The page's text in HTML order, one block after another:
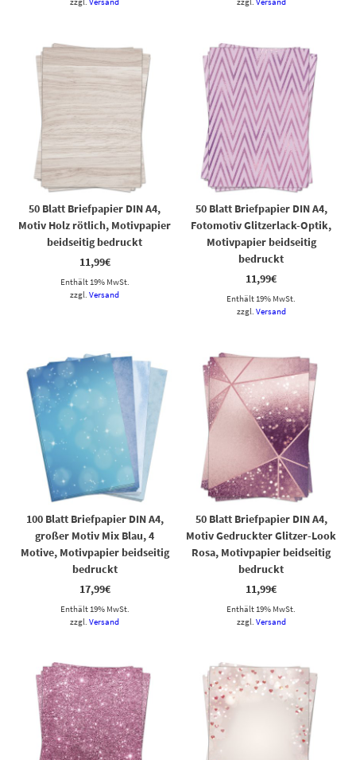
50 Blatt Briefpapier DIN A4,
Motiv Holz rötlich, Motivpapier
beidseitig bedruckt
11,99€
Enthält 19% MwSt.
zzgl.Versand
50 Blatt Briefpapier DIN A4,
Fotomotiv Glitzerlack-Optik,
Motivpapier beidseitig
bedruckt
11,99€
Enthält 19% MwSt.
zzgl. Versand
100 Blatt Briefpapier DIN A4,
großer Motiv Mix Blau, 4
Motive, Motivpapier beidseitig
bedruckt
17,99€
Enthält 19% MwSt.
zzgl.Versand
50 Blatt Briefpapier DIN A4,
Motiv Gedruckter Glitzer-Look
Rosa, Motivpapier beidseitig
bedruckt
11,99€
Enthält 19% MwSt.
zzgl. Versand